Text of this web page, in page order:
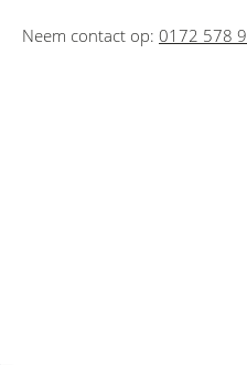
Neem contact op: 0172 578